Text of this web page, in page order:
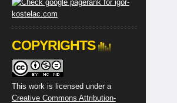
COPYRIGHTS
This work is licensed under a
Creative Commons Attribution-